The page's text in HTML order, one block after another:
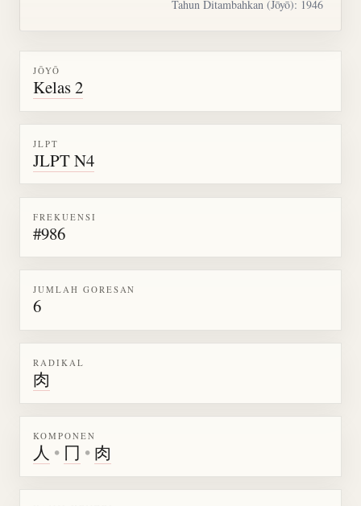
Tahun Ditambahkan (Jōyō): 1946
JŌYŌ
Kelas 2
JLPT
JLPT N4
FREKUENSI
#986
JUMLAH GORESAN
6
RADIKAL
肉
KOMPONEN
人 • 冂 • 肉